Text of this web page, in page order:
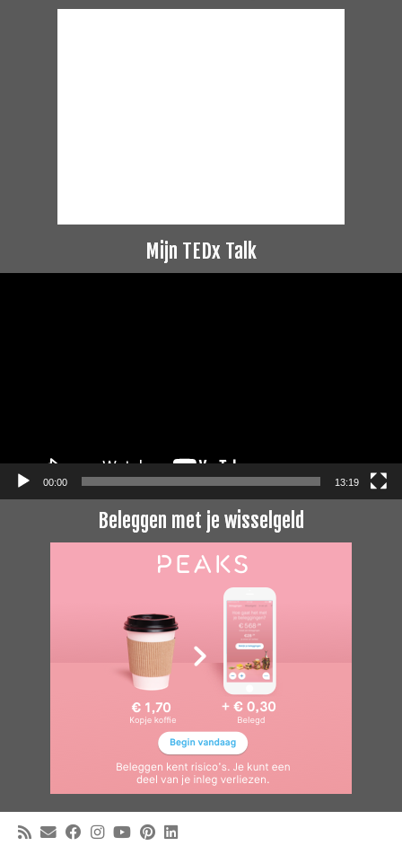
Mijn TEDx Talk
00:00 13:19
Beleggen met je wisselgeld